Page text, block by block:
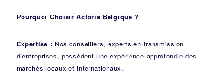
Pourquoi Choisir Actoria Belgique ?
Expertise : Nos conseillers, experts en transmission
d’entreprises, possèdent une expérience approfondie des
marchés locaux et internationaux.